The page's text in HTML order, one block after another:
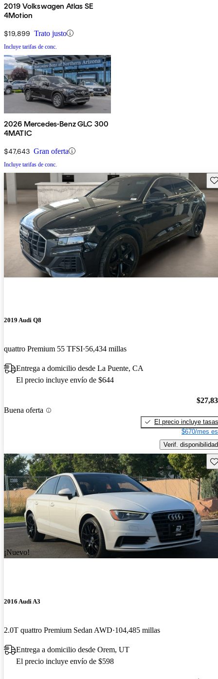
2019 Volkswagen Atlas SE
4Motion
$19,899 Trato justo
Incluye tarifas de conc.
2026 Mercedes-Benz GLC 300
4MATIC
$47,643 Gran oferta
Incluye tarifas de conc.
2019 Audi Q8
quattro Premium 55 TFSI 56,434 millas
Entrega a domicilio desde La Puente, CA
El precio incluye envío de $644
Buena oferta
El precio incluye tasas
$670/mes
Verif. disponibilidad
¡Nuevo!
2016 Audi A3
2.0T quattro Premium Sedan AWD 104,485 millas
Entrega a domicilio desde Orem, UT
El precio incluye envío de $598